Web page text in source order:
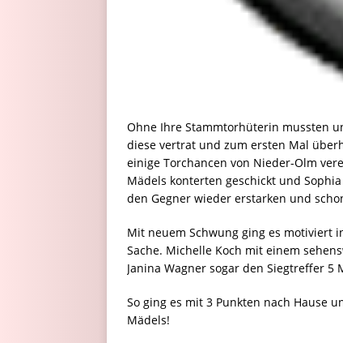
Ohne Ihre Stammtorhüterin mussten
diese vertrat und zum ersten Mal
einige Torchancen von Nieder-Olm
Mädels konterten geschickt und
den Gegner wieder erstarken und
Mit neuem Schwung ging es motiviert
Sache. Michelle Koch mit einem
Janina Wagner sogar den Siegtreffer 5
So ging es mit 3 Punkten nach Hause
Mädels!